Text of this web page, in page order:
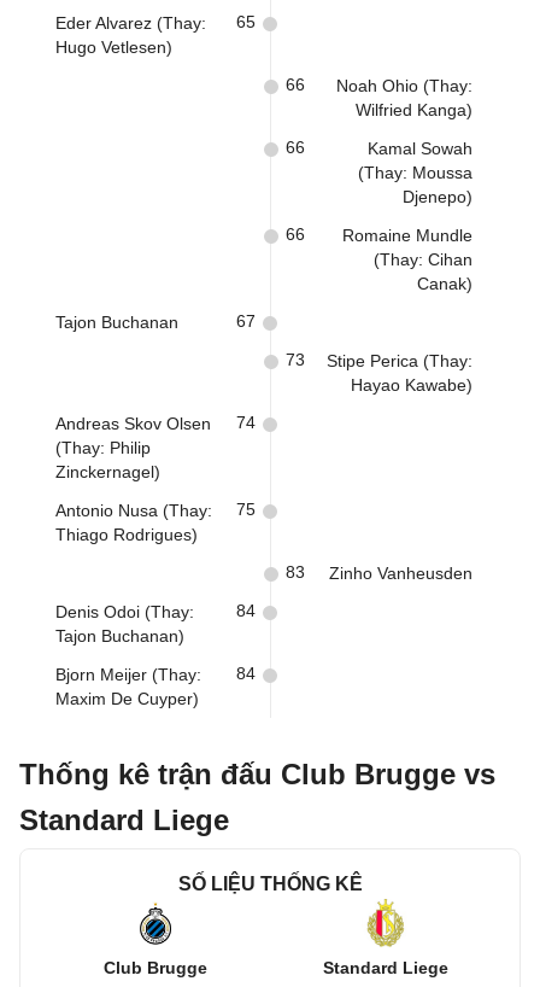
Eder Alvarez (Thay:
Hugo Vetlesen)
65
Noah Ohio (Thay:
Wilfried Kanga)
66
Kamal Sowah
(Thay: Moussa
Djenepo)
66
Romaine Mundle
(Thay: Cihan
Canak)
66
Tajon Buchanan 67
Stipe Perica (Thay:
Hayao Kawabe)
73
Andreas Skov Olsen
(Thay: Philip
Zinckernagel)
74
Antonio Nusa (Thay:
Thiago Rodrigues)
75
Zinho Vanheusden
83
Denis Odoi (Thay:
Tajon Buchanan)
84
Bjorn Meijer (Thay:
Maxim De Cuyper)
84
Thống kê trận đấu Club Brugge vs
Standard Liege
SỐ LIỆU THỐNG KÊ
Club Brugge Standard Liege